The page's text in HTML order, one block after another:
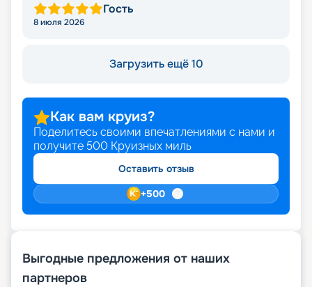
Гость
8 июля 2026
Загрузить ещё 10
Как вам круиз?
Поделитесь своими впечатлениями с нами и
получите 500 Круизных миль
Оставить отзыв
+500
Выгодные предложения от наших
партнеров